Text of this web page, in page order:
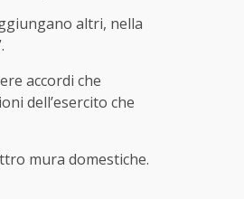
altri, nella
accordi che
dell’esercito che
mura domestiche.